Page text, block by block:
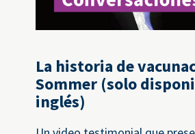
La historia de
Sommer (solo
inglés)